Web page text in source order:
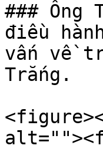
### Ông
điều
vấn về
Trắng.